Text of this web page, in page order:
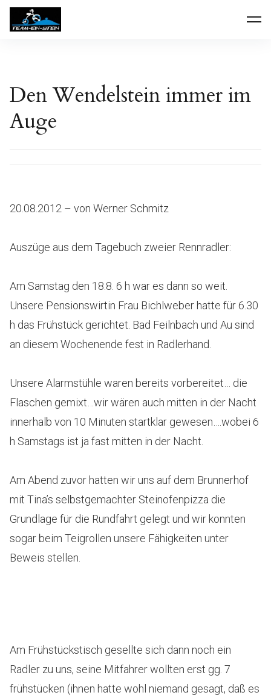
Inhalte
überspringen
Team-Ein-Stein
Den Wendelstein immer im
Auge
20.08.2012 – von Werner Schmitz
Auszüge aus dem Tagebuch zweier Rennradler:
Am Samstag den 18.8. 6 h war es dann so weit.
Unsere Pensionswirtin Frau Bichlweber hatte für 6.30
h das Frühstück gerichtet. Bad Feilnbach und Au sind
an diesem Wochenende fest in Radlerhand.
Unsere Alarmstühle waren bereits vorbereitet… die
Flaschen gemixt…wir wären auch mitten in der Nacht
innerhalb von 10 Minuten startklar gewesen….wobei 6
h Samstags ist ja fast mitten in der Nacht.
Am Abend zuvor hatten wir uns auf dem Brunnerhof
mit Tina’s selbstgemachter Steinofenpizza die
Grundlage für die Rundfahrt gelegt und wir konnten
sogar beim Teigrollen unsere Fähigkeiten unter
Beweis stellen.
Am Frühstückstisch gesellte sich dann noch ein
Radler zu uns, seine Mitfahrer wollten erst gg. 7
frühstücken (ihnen hatte wohl niemand gesagt, daß es